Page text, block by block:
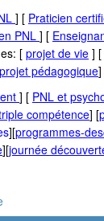
] [ Praticien
PNL] [
[ projet de vie ] [
pédagogique]
] [ PNL et
compétence] [
][programmes-
][journée